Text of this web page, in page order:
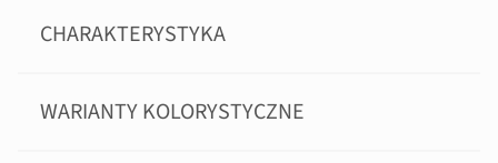
CHARAKTERYSTYKA
WARIANTY KOLORYSTYCZNE